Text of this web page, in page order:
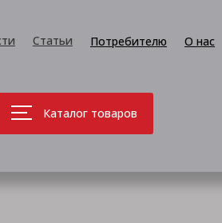
Статьи Потребителю О нас
Каталог товаров